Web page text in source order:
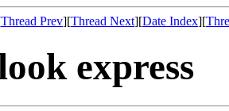
Thread Prev][Thread Next][Date Index][
express